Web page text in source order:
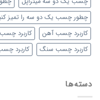
چطور چسب یک دو سه را تمیز
کاربرد چسب آهن
کاربرد
کاربرد چسب سنگ
کاربرد
دسته‌ها